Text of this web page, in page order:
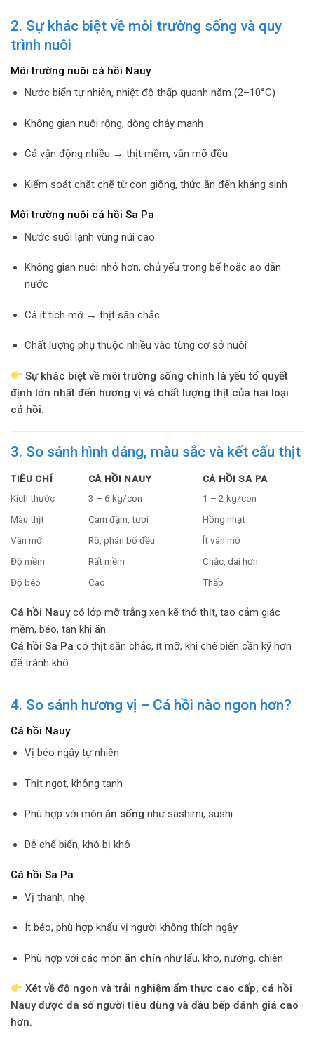
2. Sự khác biệt về môi trường sống và quy
trình nuôi
Môi trường nuôi cá hồi Nauy
Nước biển tự nhiên, nhiệt độ thấp quanh năm (2–10°C)
Không gian nuôi rộng, dòng chảy mạnh
Cá vận động nhiều → thịt mềm, vân mỡ đều
Kiểm soát chặt chẽ từ con giống, thức ăn đến kháng sinh
Môi trường nuôi cá hồi Sa Pa
Nước suối lạnh vùng núi cao
Không gian nuôi nhỏ hơn, chủ yếu trong bể hoặc ao dẫn
nước
Cá ít tích mỡ → thịt săn chắc
Chất lượng phụ thuộc nhiều vào từng cơ sở nuôi
Sự khác biệt về môi trường sống chính là yếu tố quyết
định lớn nhất đến hương vị và chất lượng thịt của hai loại
cá hồi.
3. So sánh hình dáng, màu sắc và kết cấu thịt
TIÊU CHÍ CÁ HỒI NAUY
CÁ HỒI SA PA
Kích thước
3 – 6 kg/con
1 – 2 kg/con
Màu thịt
Cam đậm, tươi
Hồng nhạt
Vân mỡ
Rõ, phân bố đều
Ít vân mỡ
Độ mềm
Rất mềm
Chắc, dai hơn
Độ béo
Cao Thấp
Cá hồi Nauycó lớp mỡ trắng xen kẽ thớ thịt, tạo cảm giác
mềm, béo, tan khi ăn.
Cá hồi Sa Pa có thịt săn chắc, ít mỡ, khi chế biến cần kỹ hơn
để tránh khô.
4. So sánh hương vị – Cá hồi nào ngon hơn?
Cá hồi Nauy
Vị béo ngậy tự nhiên
Thịt ngọt, không tanh
Phù hợp với món ăn sống như sashimi, sushi
Dễ chế biến, khó bị khô
Cá hồi Sa Pa
Vị thanh, nhẹ
Ít béo, phù hợp khẩu vị người không thích ngậy
Phù hợp với các món ăn chín như lẩu, kho, nướng, chiên
Xét về độ ngon và trải nghiệm ẩm thực cao cấp, cá hồi
Nauy được đa số người tiêu dùng và đầu bếp đánh giá cao
hơn.